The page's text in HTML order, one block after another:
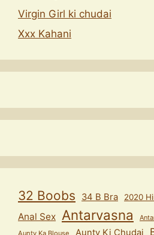
Virgin Girl ki chudai
Xxx Kahani
32 Boobs 34 B Bra 2020
Anal Sex Antarvasna
Aunty Ka Blouse
Aunty Ki Chudai